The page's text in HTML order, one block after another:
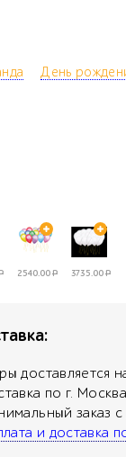
День
2540.00Р 3735.00Р
доставляется
по г.
заказ с
и доставка